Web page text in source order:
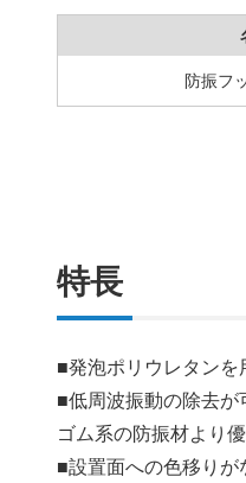
防振フ
特長
■発泡ポリウレタンを
■低周波振動の除去が
ゴム系の防振材より
■設置面への色移りが